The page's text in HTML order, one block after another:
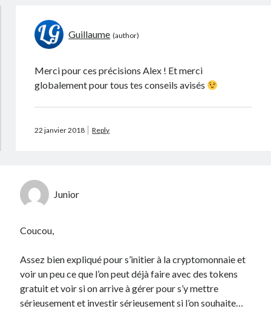
Guillaume
Merci pour ces précisions Alex ! Et merci
globalement pour tous tes conseils avisés
22 janvier 2018 Reply
Junior
Coucou,
Assez bien expliqué pour s’initier à la cryptomonnaie et
voir un peu ce que l’on peut déjà faire avec des tokens
gratuit et voir si on arrive à gérer pour s’y mettre
sérieusement et investir sérieusement si l’on souhaite…